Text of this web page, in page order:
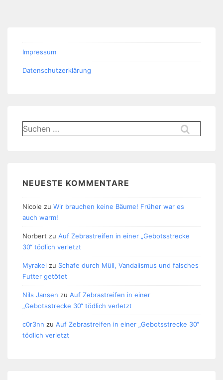
Impressum
Datenschutzerklärung
Suchen
nach:
NEUESTE KOMMENTARE
Nicole zu Wir brauchen keine Bäume! Früher war es
auch warm!
Norbert zu Auf Zebrastreifen in einer „Gebotsstrecke
30“ tödlich verletzt
Myrakel zu Schafe durch Müll, Vandalismus und falsches
Futter getötet
Nils Jansen zu Auf Zebrastreifen in einer
„Gebotsstrecke 30“ tödlich verletzt
c0r3nn zu Auf Zebrastreifen in einer „Gebotsstrecke 30“
tödlich verletzt